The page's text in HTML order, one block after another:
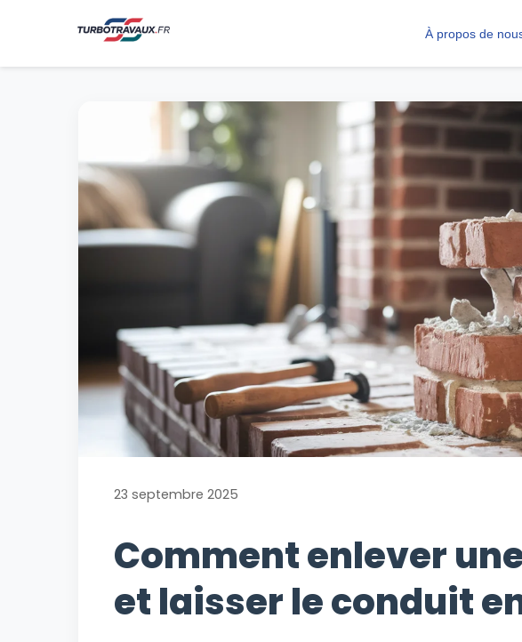
À propos de
23 septembre 2025
Comment enlever
et laisser le conduit